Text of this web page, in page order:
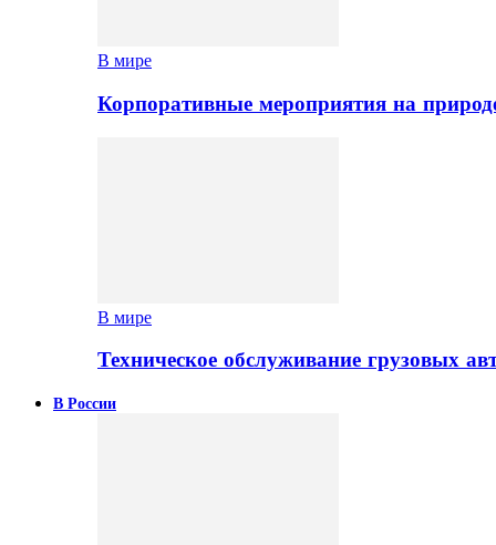
В мире
Корпоративные мероприятия на
В мире
Техническое обслуживание грузовых
В России